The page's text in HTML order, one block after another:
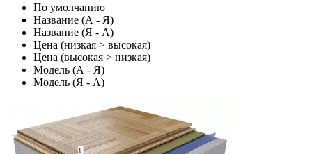
По умолчанию
Название (А - Я)
Название (Я - А)
Цена (низкая > высокая)
Цена (высокая > низкая)
Модель (А - Я)
Модель (Я - А)